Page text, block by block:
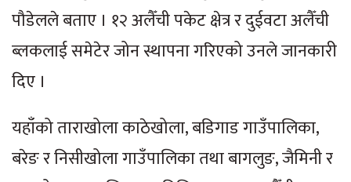
पौडेलले बताए । १२ अलैँची पकेट क्षेत्र र दुईवटा अलैँची
ब्लकलाई समेटेर जोन स्थापना गरिएको उनले जानकारी
दिए ।
यहाँको ताराखोला काठेखोला, बडिगाड गाउँपालिका,
बरेङ र निसीखोला गाउँपालिका तथा बागलुङ, जैमिनी र